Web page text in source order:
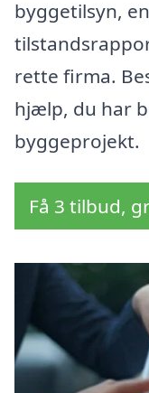
byggetilsyn,
rette firma.
hjælp, du har
byggeprojekt.
Få 3 tilbud,